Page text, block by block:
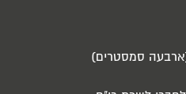
סמסטרים)